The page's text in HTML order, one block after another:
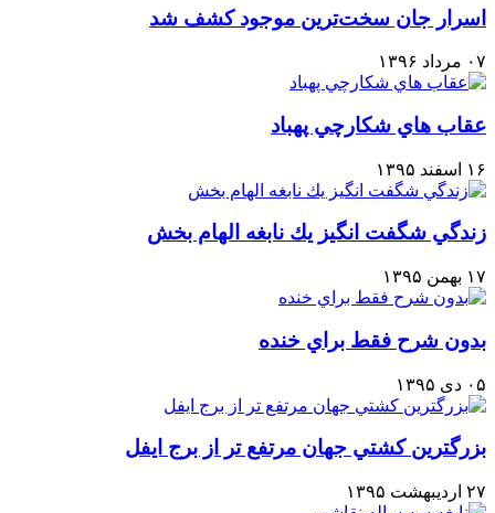
اسرار جان سخت‌ترین موجود کشف شد
۰۷ مرداد ۱۳۹۶
عقاب هاي شكارچي پهباد
۱۶ اسفند ۱۳۹۵
زندگي شگفت انگيز يك نابغه الهام بخش
۱۷ بهمن ۱۳۹۵
بدون شرح فقط براي خنده
۰۵ دی ۱۳۹۵
بزرگترين كشتي جهان مرتفع تر از برج ايفل
۲۷ اردیبهشت ۱۳۹۵